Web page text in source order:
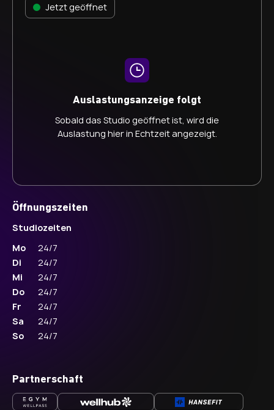
Jetzt geöffnet
Auslastungsanzeige folgt
Sobald das Studio geöffnet ist, wird die
Auslastung hier in Echtzeit angezeigt.
Öffnungszeiten
Studiozeiten
Mo
24/7
Di
24/7
Mi
24/7
Do
24/7
Fr
24/7
Sa
24/7
So
24/7
Partnerschaft